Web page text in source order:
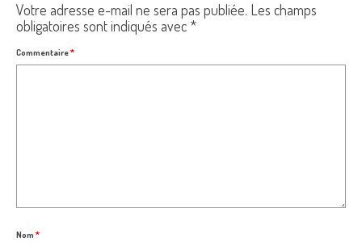
Votre adresse e-mail ne sera pas publiée. Les champs
obligatoires sont indiqués avec *
Commentaire*
Nom *